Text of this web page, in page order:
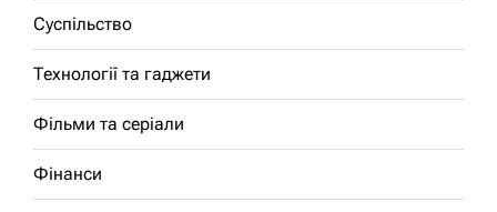
Суспільство
Технології та гаджети
Фільми та серіали
Фінанси